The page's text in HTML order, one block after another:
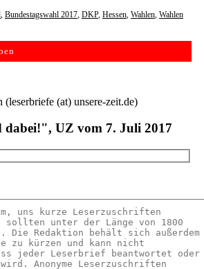
, Bundestagswahl 2017, DKP, Hessen, Wahlen, Wahlen
(at) unsere-zeit.de)
dabei!", UZ vom 7. Juli 2017